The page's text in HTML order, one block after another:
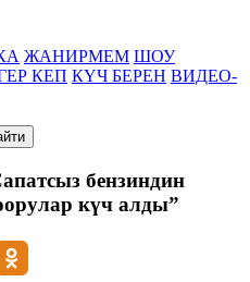
ЖАНИРМЕМ ШОУ
КЕП КҮЧ БЕРЕН ВИДЕО-
бензиндин
күч алды”